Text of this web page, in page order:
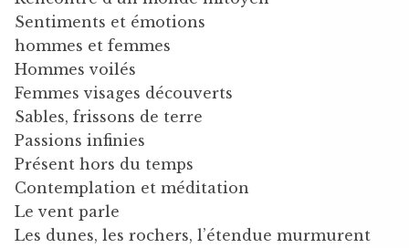
Sentiments et émotions
hommes et femmes
Hommes voilés
Femmes visages découverts
Sables, frissons de terre
Passions infinies
Présent hors du temps
Contemplation et méditation
Le vent parle
Les dunes, les rochers, l’étendue murmurent